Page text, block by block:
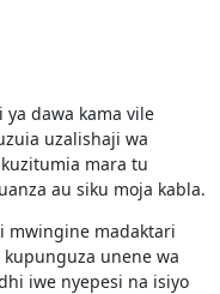
ya dawa kama vile
uzalishaji wa
mara tu
au siku moja kabla.
mwingine madaktari
unene wa
iwe nyepesi na isiyo